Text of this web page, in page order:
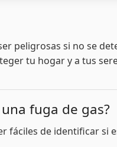
peligrosas si no se
tu hogar y a tus
fuga de gas?
fáciles de identificar